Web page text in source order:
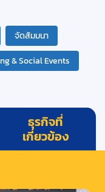
จัดสัมมนา
& Social Events
ธุรกิจที่
เกี่ยวข้อง